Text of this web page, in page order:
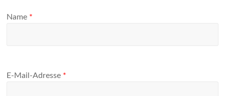
Name *
E-Mail-Adresse *